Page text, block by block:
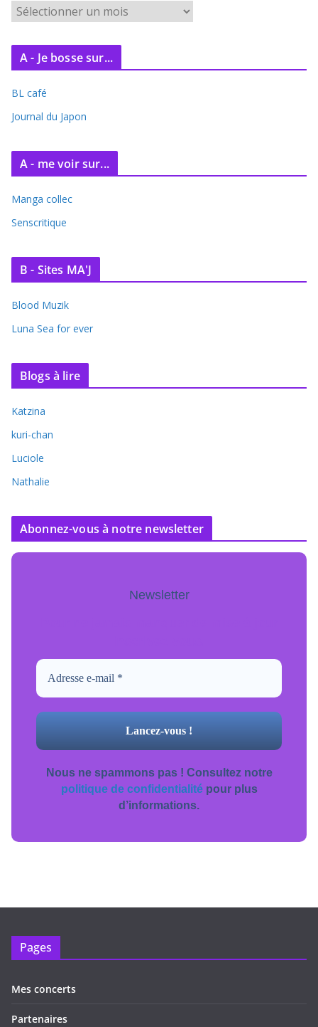
r
c
v
e
A - Je bosse sur...
BL café
Journal du Japon
A - me voir sur...
Manga collec
Senscritique
B - Sites MA'J
Blood Muzik
Luna Sea for ever
Blogs à lire
Katzina
kuri-chan
Luciole
Nathalie
Abonnez-vous à notre newsletter
Newsletter
Nous ne spammons pas ! Consultez notre
politique de confidentialitépour plus
d’informations.
Pages
Mes concerts
Partenaires